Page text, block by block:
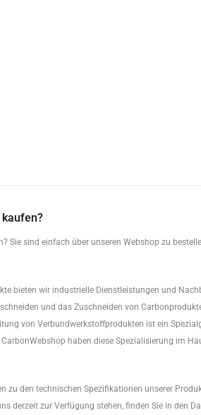
Sie sind einfach über unseren Webshop zu
bieten wir industrielle Dienstleistungen und
und das Zuschneiden von
von Verbundwerkstoffprodukten ist ein
haben diese Spezialisierung im
zu den technischen Spezifikationen unserer
derzeit zur Verfügung stehen, finden Sie in den